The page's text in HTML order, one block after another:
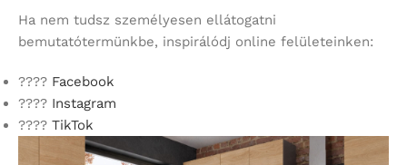
Ha nem tudsz személyesen ellátogatni
bemutatótermünkbe, inspirálódj online felületeinken:
???? Facebook
???? Instagram
???? TikTok